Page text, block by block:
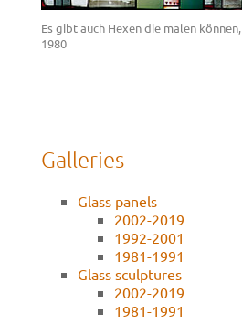
Es gibt auch Hexen die malen können,
1980
Galleries
Glass panels
2002-2019
1992-2001
1981-1991
Glass sculptures
2002-2019
1981-1991